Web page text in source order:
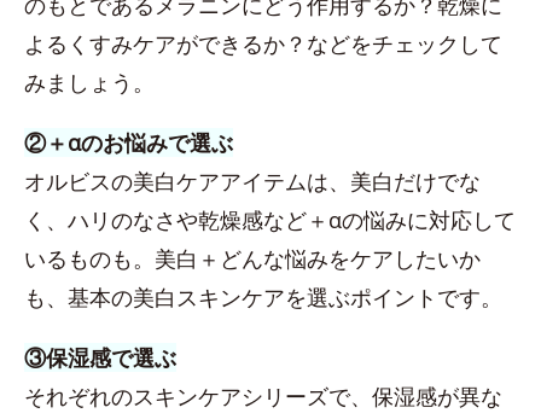
よるくすみケアができるか？などをチェックして
みましょう。
②＋αのお悩みで選ぶ
オルビスの美白ケアアイテムは、美白だけでな
く、ハリのなさや乾燥感など＋αの悩みに対応して
いるものも。美白＋どんな悩みをケアしたいか
も、基本の美白スキンケアを選ぶポイントです。
③保湿感で選ぶ
それぞれのスキンケアシリーズで、保湿感が異な